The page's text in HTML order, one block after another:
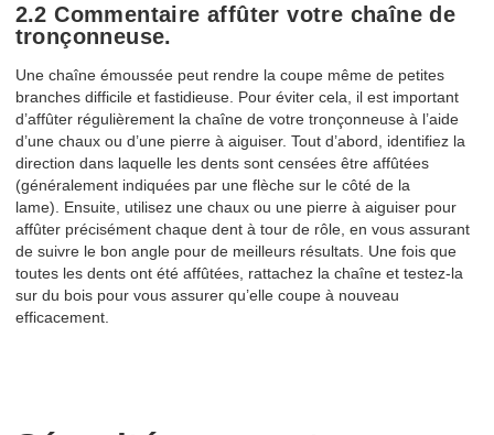
2.2 Commentaire affûter votre chaîne de
tronçonneuse.
Une chaîne émoussée peut rendre la coupe même de petites
branches difficile et fastidieuse. Pour éviter cela, il est important
d’affûter régulièrement la chaîne de votre tronçonneuse à l’aide
d’une chaux ou d’une pierre à aiguiser. Tout d’abord, identifiez la
direction dans laquelle les dents sont censées être affûtées
(généralement indiquées par une flèche sur le côté de la
lame). Ensuite, utilisez une chaux ou une pierre à aiguiser pour
affûter précisément chaque dent à tour de rôle, en vous assurant
de suivre le bon angle pour de meilleurs résultats. Une fois que
toutes les dents ont été affûtées, rattachez la chaîne et testez-la
sur du bois pour vous assurer qu’elle coupe à nouveau
efficacement.